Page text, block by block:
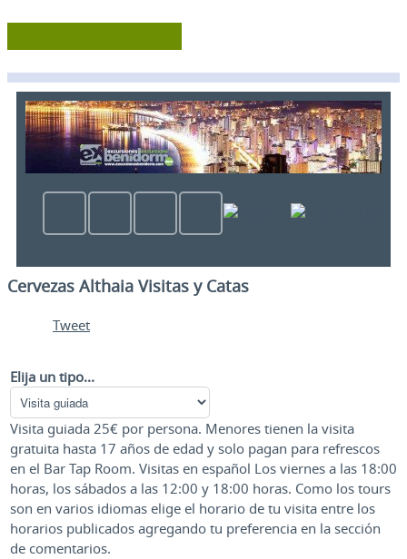
Cervezas Althaia Visitas y Catas
Tweet
Elija un tipo...
Visita guiada 25€ por persona. Menores tienen la visita
gratuita hasta 17 años de edad y solo pagan para refrescos
en el Bar Tap Room. Visitas en español Los viernes a las 18:00
horas, los sábados a las 12:00 y 18:00 horas. Como los tours
son en varios idiomas elige el horario de tu visita entre los
horarios publicados agregando tu preferencia en la sección
de comentarios.